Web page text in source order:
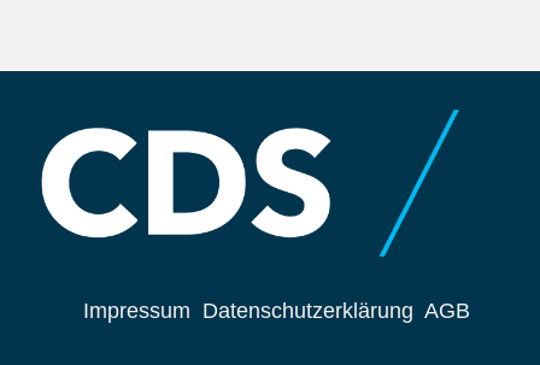
Impressum Datenschutzerklärung AGB